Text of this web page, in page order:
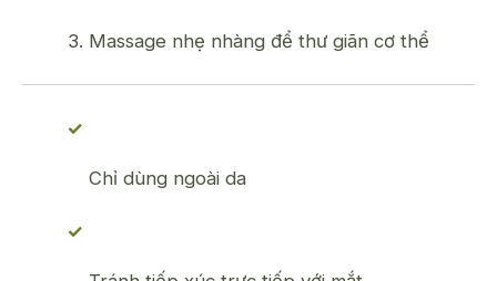
Massage nhẹ nhàng để thư giãn cơ thể
Chỉ dùng ngoài da